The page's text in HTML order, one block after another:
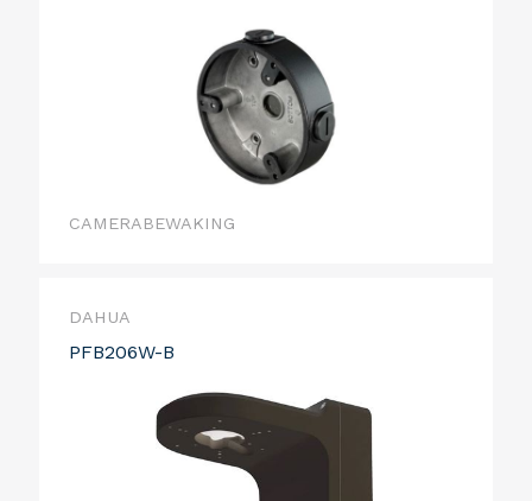
CAMERABEWAKING
DAHUA
PFB206W-B